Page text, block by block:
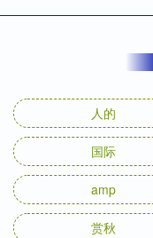
人的
国际
amp
赏秋